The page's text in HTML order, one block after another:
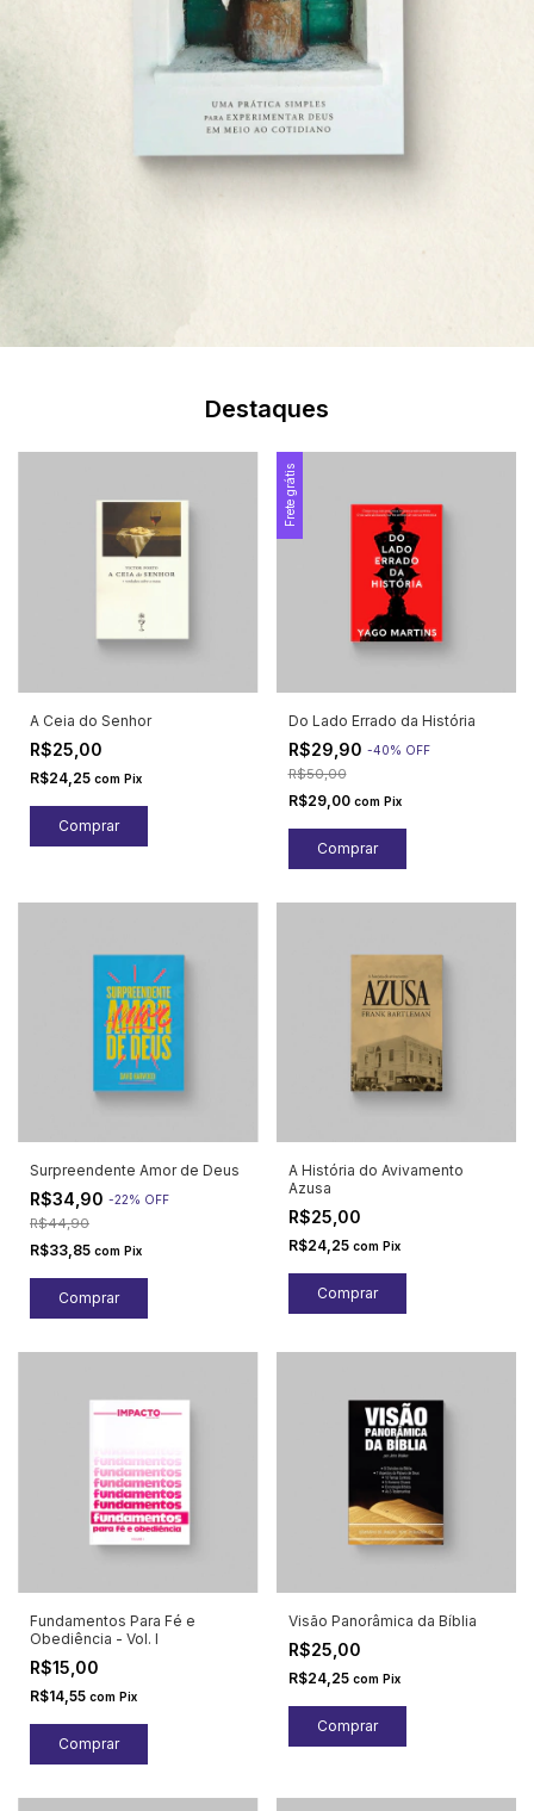
Destaques
A Ceia do Senhor
R$25,00
R$24,25 com Pix
Frete grátis
Do Lado Errado da História
R$29,90 -40% OFF
R$50,00
R$29,00 com Pix
Surpreendente Amor de Deus
R$34,90 -22% OFF
R$44,90
R$33,85 com Pix
A História do Avivamento
Azusa
R$25,00
R$24,25 com Pix
Fundamentos Para Fé e
Obediência - Vol. I
R$15,00
R$14,55 com Pix
Visão Panorâmica da Bíblia
R$25,00
R$24,25 com Pix